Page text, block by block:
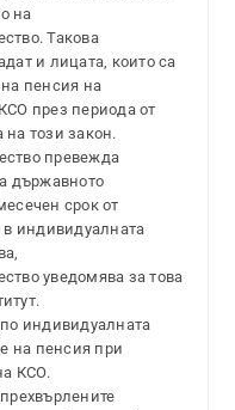
на
Такова
и лицата, които са
пенсия на
през периода от
на този закон.
превежда
държавното
срок от
в индивидуалната
уведомява за това
индивидуалната
на пенсия при
КСО.